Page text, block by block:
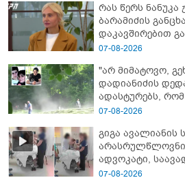
ბარამიძე კი
რას წერს
ბარამიძის
დაკავშირებით
07-08-2026
"არ მიმატოვო,
დადიანიძის
ადას­ტუ­რებს,
ხმა
07-08-2026
გიგა ავალიანის
ადვოკატი,
კადრებს
07-08-2026